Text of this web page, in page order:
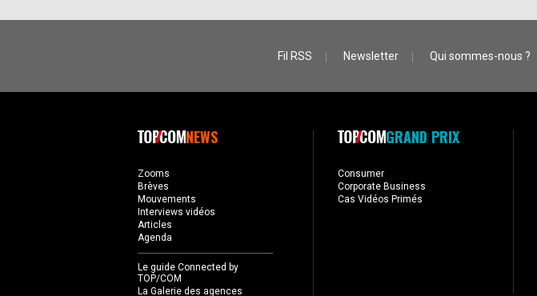
Fil RSS Newsletter Qui sommes-nous ?
NEWS
Zooms
Brèves
Mouvements
Interviews vidéos
Articles
Agenda
Le guide Connected by
TOP/COM
La Galerie des agences
GRAND PRIX
Consumer
Corporate Business
Cas Vidéos Primés